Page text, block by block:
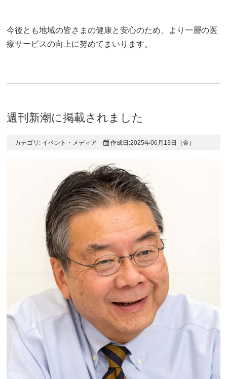
今後とも地域の皆さまの健康と安心のため、より一層の医
療サービスの向上に努めてまいります。
週刊新潮に掲載されました
カテゴリ: イベント・メディア 作成日:2025年06月13日（金）